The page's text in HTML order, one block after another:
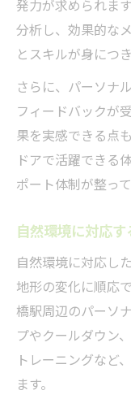
発力が求められま
分析し、効果的な
とスキルが身につき
さらに、パーソナ
フィードバックが
果を実感できる点
ドアで活躍できる
ポート体制が整って
自然環境に対応
自然環境に対応し
地形の変化に順応
橋駅周辺のパーソ
プやクールダウン
トレーニングなど
ます。